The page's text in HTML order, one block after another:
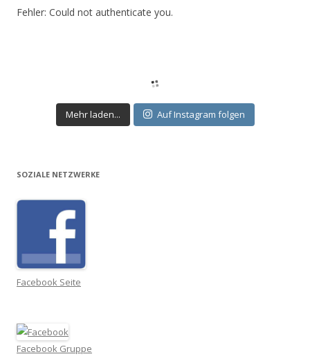
Fehler: Could not authenticate you.
Mehr laden... Auf Instagram folgen
SOZIALE NETZWERKE
Facebook Seite
Facebook Gruppe